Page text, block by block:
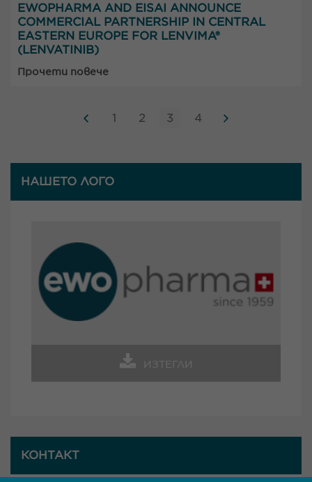
НАШЕТО ЛОГО
ИЗТЕГЛИ
КОНТАКТ
EWOPHARMA AND EISAI ANNOUNCE
COMMERCIAL PARTNERSHIP IN CENTRAL
EASTERN EUROPE FOR LENVIMA®
(LENVATINIB)
Прочети повече
1 2 3 4